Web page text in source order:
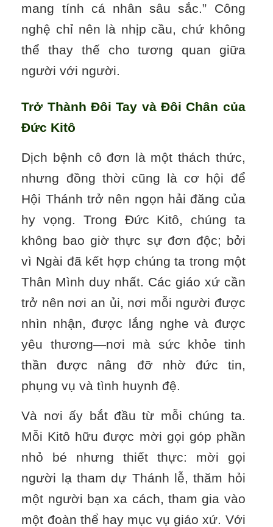
mang tính cá nhân sâu sắc.” Công
nghệ chỉ nên là nhịp cầu, chứ không
thể thay thế cho tương quan giữa
người với người.
Trở Thành Đôi Tay và Đôi Chân của
Đức Kitô
Dịch bệnh cô đơn là một thách thức,
nhưng đồng thời cũng là cơ hội để
Hội Thánh trở nên ngọn hải đăng của
hy vọng. Trong Đức Kitô, chúng ta
không bao giờ thực sự đơn độc; bởi
vì Ngài đã kết hợp chúng ta trong một
Thân Mình duy nhất. Các giáo xứ cần
trở nên nơi an ủi, nơi mỗi người được
nhìn nhận, được lắng nghe và được
yêu thương—nơi mà sức khỏe tinh
thần được nâng đỡ nhờ đức tin,
phụng vụ và tình huynh đệ.
Và nơi ấy bắt đầu từ mỗi chúng ta.
Mỗi Kitô hữu được mời gọi góp phần
nhỏ bé nhưng thiết thực: mời gọi
người lạ tham dự Thánh lễ, thăm hỏi
một người bạn xa cách, tham gia vào
một đoàn thể hay mục vụ giáo xứ. Với